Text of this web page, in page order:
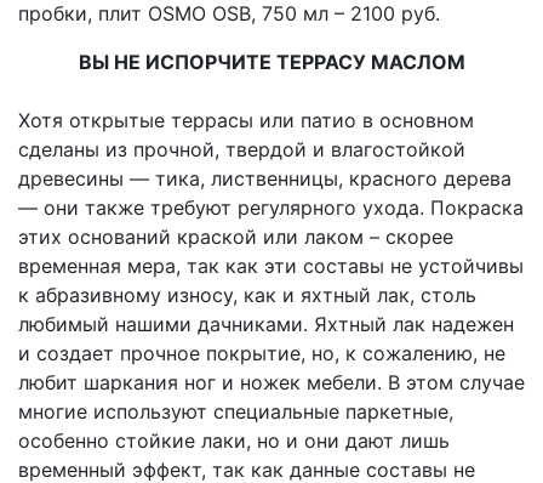
пробки, плит OSMO OSB, 750 мл – 2100 руб.
ВЫ НЕ ИСПОРЧИТЕ ТЕРРАСУ МАСЛОМ
Хотя открытые террасы или патио в основном
сделаны из прочной, твердой и влагостойкой
древесины — тика, лиственницы, красного дерева
— они также требуют регулярного ухода. Покраска
этих оснований краской или лаком – скорее
временная мера, так как эти составы не устойчивы
к абразивному износу, как и яхтный лак, столь
любимый нашими дачниками. Яхтный лак надежен
и создает прочное покрытие, но, к сожалению, не
любит шаркания ног и ножек мебели. В этом случае
многие используют специальные паркетные,
особенно стойкие лаки, но и они дают лишь
временный эффект, так как данные составы не